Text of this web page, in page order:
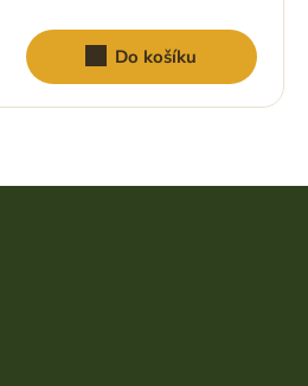
Do košíku